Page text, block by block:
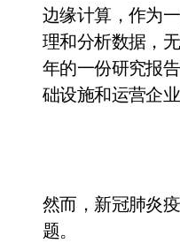
边缘计算，作为一种将智能集成到边缘设备中的分布式技术，因其可以在数据采集源附近实时处
理和分析数据，
年的一份研究报
础设施和运营企
然而，新冠肺炎
题。